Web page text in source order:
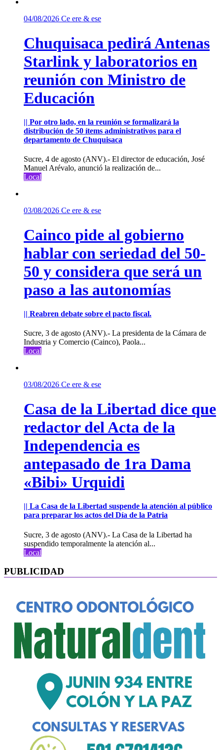
04/08/2026 Ce ere & ese
Chuquisaca pedirá Antenas
Starlink y laboratorios en
reunión con Ministro de
Educación
|| Por otro lado, en la reunión se formalizará la
distribución de 50 ítems administrativos para el
departamento de Chuquisaca
Sucre, 4 de agosto (ANV).- El director de educación, José
Manuel Arévalo, anunció la realización de...
Local
03/08/2026 Ce ere & ese
Cainco pide al gobierno
hablar con seriedad del 50-
50 y considera que será un
paso a las autonomías
|| Reabren debate sobre el pacto fiscal.
Sucre, 3 de agosto (ANV).- La presidenta de la Cámara de
Industria y Comercio (Cainco), Paola...
Local
03/08/2026 Ce ere & ese
Casa de la Libertad dice que
redactor del Acta de la
Independencia es
antepasado de 1ra Dama
«Bibi» Urquidi
|| La Casa de la Libertad suspende la atención al público
para preparar los actos del Día de la Patria
Sucre, 3 de agosto (ANV).- La Casa de la Libertad ha
suspendido temporalmente la atención al...
Local
PUBLICIDAD